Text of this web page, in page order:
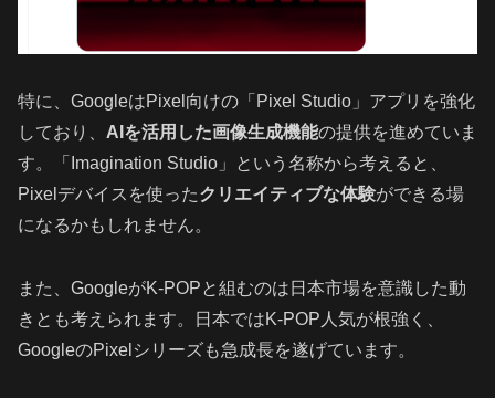
特に、GoogleはPixel向けの「Pixel Studio」アプリを強化
しており、 AIを活用した画像生成機能の提供を進めていま
す。「Imagination Studio」という名称から考えると、
Pixelデバイスを使ったクリエイティブな体験ができる場
になるかもしれません。
また、GoogleがK-POPと組むのは日本市場を意識した動
きとも考えられます。日本ではK-POP人気が根強く、
GoogleのPixelシリーズも急成長を遂げています。